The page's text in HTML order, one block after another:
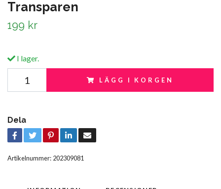
Transparen
199 kr
I lager.
LÄGG I KORGEN
Dela
Artikelnummer: 202309081